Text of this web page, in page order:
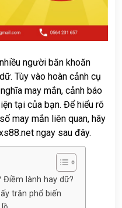
người băn khoăn
Tùy vào hoàn cảnh cụ
may mắn, cảnh báo
tại của bạn. Để hiểu rõ
may mắn liên quan, hãy
ngay sau đây.
Điềm lành hay dữ?
trăn phổ biến